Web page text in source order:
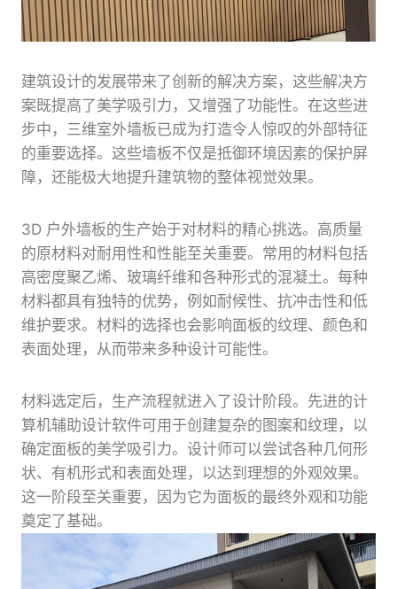
建筑设计的发展带来了创新的解决方案，这些解决方
案既提高了美学吸引力，又增强了功能性。在这些进
步中，三维室外墙板已成为打造令人惊叹的外部特征
的重要选择。这些墙板不仅是抵御环境因素的保护屏
障，还能极大地提升建筑物的整体视觉效果。
3D 户外墙板的生产始于对材料的精心挑选。高质量
的原材料对耐用性和性能至关重要。常用的材料包括
高密度聚乙烯、玻璃纤维和各种形式的混凝土。每种
材料都具有独特的优势，例如耐候性、抗冲击性和低
维护要求。材料的选择也会影响面板的纹理、颜色和
表面处理，从而带来多种设计可能性。
材料选定后，生产流程就进入了设计阶段。先进的计
算机辅助设计软件可用于创建复杂的图案和纹理，以
确定面板的美学吸引力。设计师可以尝试各种几何形
状、有机形式和表面处理，以达到理想的外观效果。
这一阶段至关重要，因为它为面板的最终外观和功能
奠定了基础。